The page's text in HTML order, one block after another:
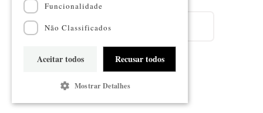
Subscrever
Mapa do sítio
Funcionalidade
Não Classificados
Aceitar todos Recusar todos
Mostrar Detalhes